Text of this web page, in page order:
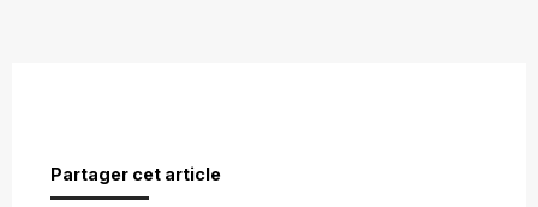
Partager cet article